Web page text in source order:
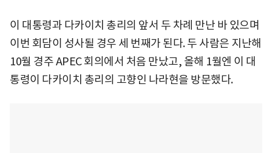
이 대통령과 다카이치 총리의 앞서 두 차례 만난 바 있으며
이번 회담이 성사될 경우 세 번째가 된다. 두 사람은 지난해
10월 경주 APEC 회의에서 처음 만났고, 올해 1월엔 이 대
통령이 다카이치 총리의 고향인 나라현을 방문했다.